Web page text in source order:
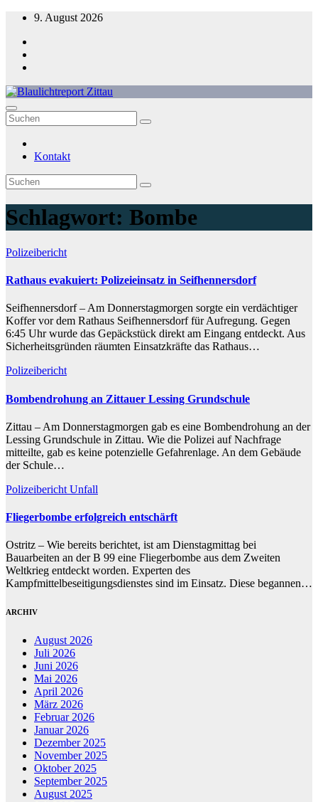
Zum
springen
9. August 2026
Blaulichtreport Zittau
Kontakt
Schlagwort: Bombe
Polizeibericht
Rathaus evakuiert: Polizeieinsatz in Seifhennersdorf
Seifhennersdorf – Am Donnerstagmorgen sorgte ein verdächtiger
Koffer vor dem Rathaus Seifhennersdorf für Aufregung. Gegen
6:45 Uhr wurde das Gepäckstück direkt am Eingang entdeckt. Aus
Sicherheitsgründen räumten Einsatzkräfte das Rathaus…
Polizeibericht
Bombendrohung an Zittauer Lessing Grundschule
Zittau – Am Donnerstagmorgen gab es eine Bombendrohung an der
Lessing Grundschule in Zittau. Wie die Polizei auf Nachfrage
mitteilte, gab es keine potenzielle Gefahrenlage. An dem Gebäude
der Schule…
Polizeibericht Unfall
Fliegerbombe erfolgreich entschärft
Ostritz – Wie bereits berichtet, ist am Dienstagmittag bei
Bauarbeiten an der B 99 eine Fliegerbombe aus dem Zweiten
Weltkrieg entdeckt worden. Experten des
Kampfmittelbeseitigungsdienstes sind im Einsatz. Diese begannen…
ARCHIV
August 2026
Juli 2026
Juni 2026
Mai 2026
April 2026
März 2026
Februar 2026
Januar 2026
Dezember 2025
November 2025
Oktober 2025
September 2025
August 2025